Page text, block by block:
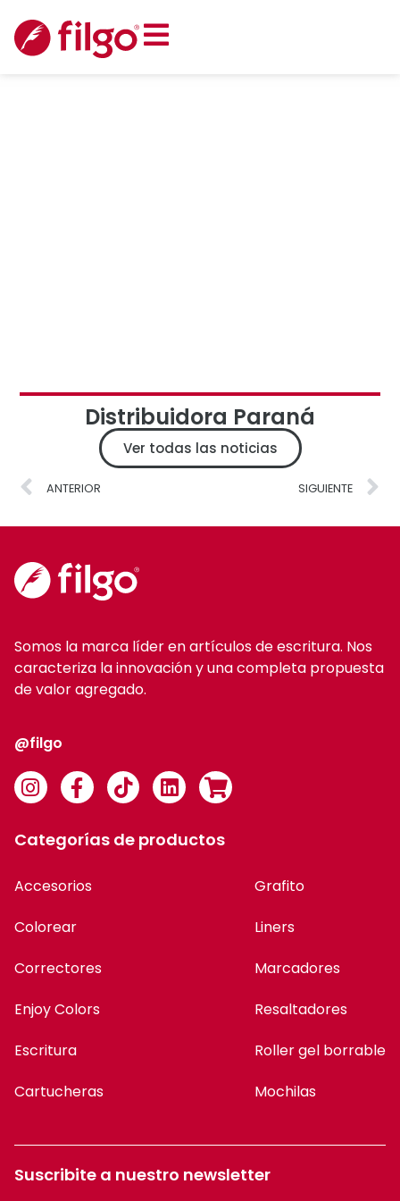
Distribuidora Paraná
Ver todas las noticias
ANTERIOR SIGUIENTE
Somos la marca líder en artículos de escritura. Nos
caracteriza la innovación y una completa propuesta
de valor agregado.
@filgo
Categorías de productos
Accesorios
Colorear
Correctores
Enjoy Colors
Escritura
Cartucheras
Grafito
Liners
Marcadores
Resaltadores
Roller gel borrable
Mochilas
Suscribite a nuestro newsletter